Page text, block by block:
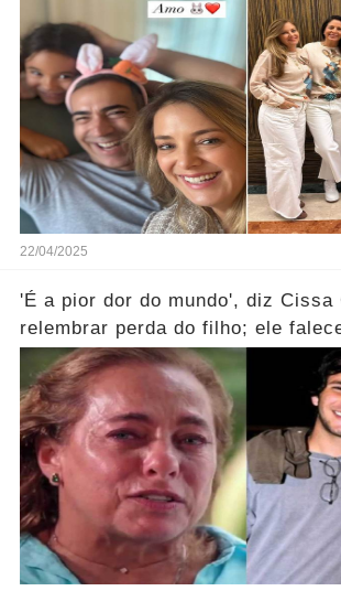
22/04/2025
'É a pior dor do mundo', diz Cissa
relembrar perda do filho; ele
anos...Ver mais